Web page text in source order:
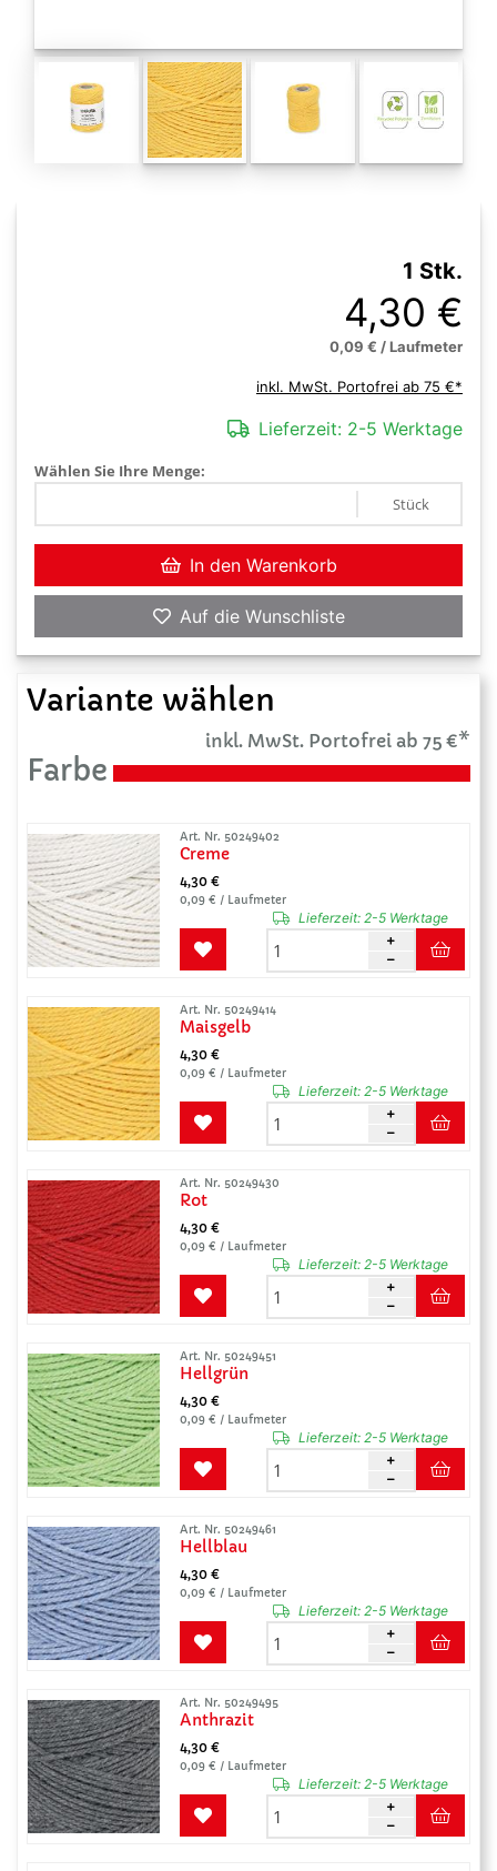
1 Stk.
4,30 €
0,09 € / Laufmeter
inkl. MwSt. Portofrei ab 75 €*
Lieferzeit: 2-5 Werktage
Wählen Sie Ihre Menge:
Stück
In den Warenkorb
Auf die Wunschliste
Variante wählen
inkl. MwSt. Portofrei ab 75 €*
Farbe
Art. Nr. 50249402
Creme
4,30 €
0,09 € / Laufmeter
Lieferzeit:2-5 Werktage
Art. Nr. 50249414
Maisgelb
4,30 €
0,09 € / Laufmeter
Lieferzeit:2-5 Werktage
Art. Nr. 50249430
Rot
4,30 €
0,09 € / Laufmeter
Lieferzeit:2-5 Werktage
Art. Nr. 50249451
Hellgrün
4,30 €
0,09 € / Laufmeter
Lieferzeit:2-5 Werktage
Art. Nr. 50249461
Hellblau
4,30 €
0,09 € / Laufmeter
Lieferzeit:2-5 Werktage
Art. Nr. 50249495
Anthrazit
4,30 €
0,09 € / Laufmeter
Lieferzeit:2-5 Werktage